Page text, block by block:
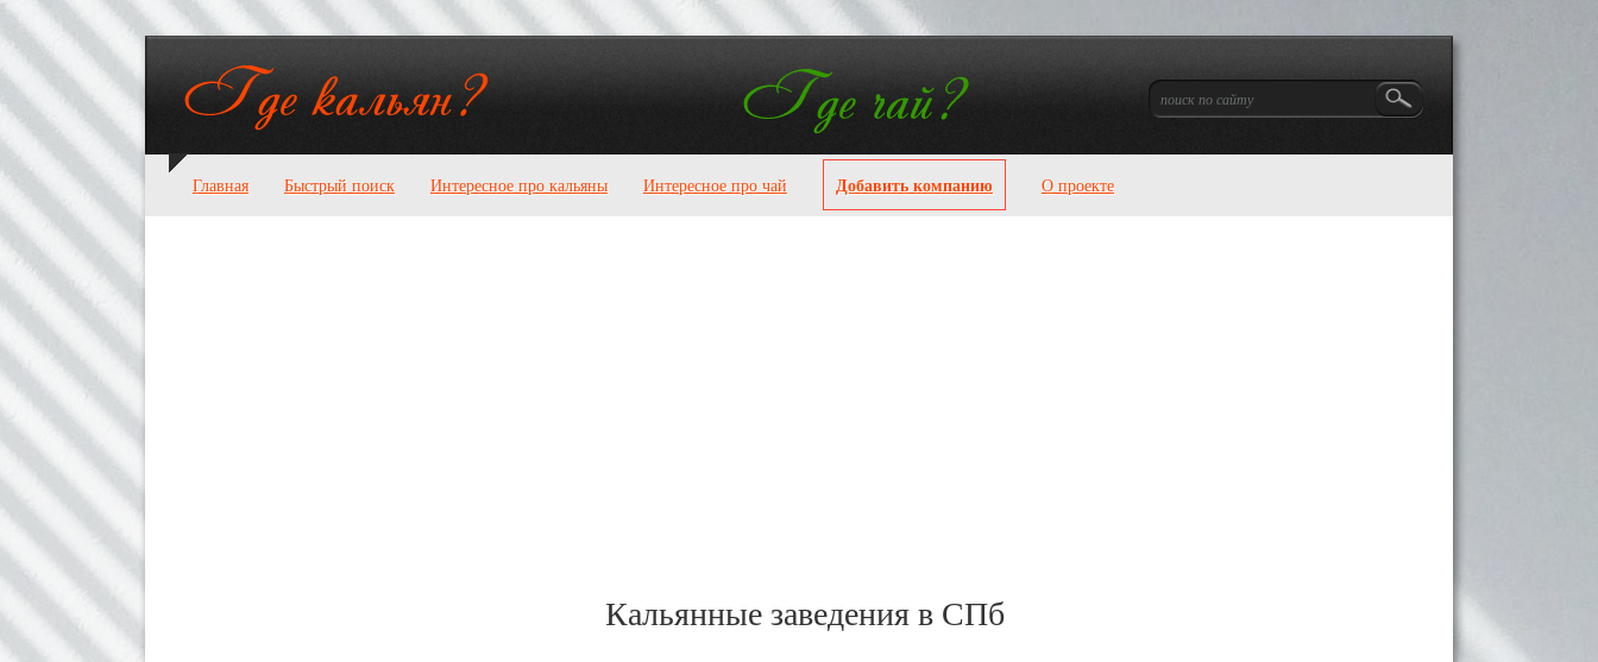
Главная Быстрый поиск Интересное про кальяны Интересное про чай Добавить компанию О проекте
Кальянные заведения в СПб